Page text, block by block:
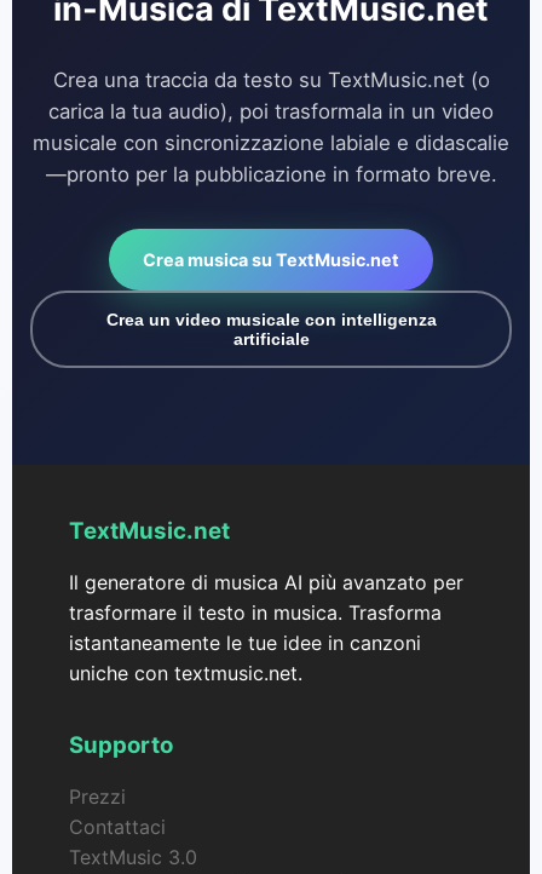
in-Musica di TextMusic.net
Crea una traccia da testo su TextMusic.net (o
carica la tua audio), poi trasformala in un video
musicale con sincronizzazione labiale e didascalie
—pronto per la pubblicazione in formato breve.
Crea musica su TextMusic.net
Crea un video musicale con intelligenza
artificiale
TextMusic.net
Il generatore di musica AI più avanzato per
trasformare il testo in musica. Trasforma
istantaneamente le tue idee in canzoni
uniche con textmusic.net.
Supporto
Prezzi
Contattaci
TextMusic 3.0